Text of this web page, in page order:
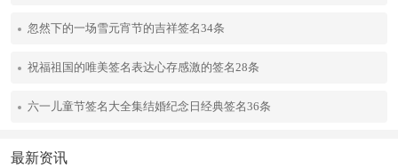
忽然下的一场雪元宵节的吉祥签名34条
祝福祖国的唯美签名表达心存感激的签名28条
六一儿童节签名大全集结婚纪念日经典签名36条
最新资讯